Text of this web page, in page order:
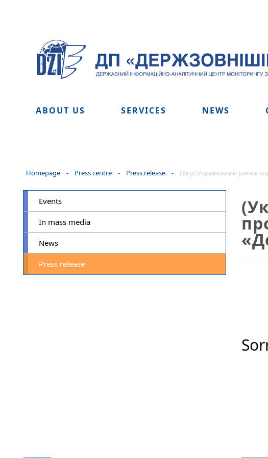
ABOUT US SERVICES NEWS
Homepage - Press centre - Press release - (Укр) Український ринок
Events
In mass media
News
Press release